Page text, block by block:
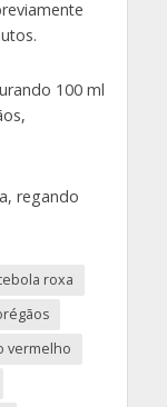
100 ml
regando
roxa
vermelho